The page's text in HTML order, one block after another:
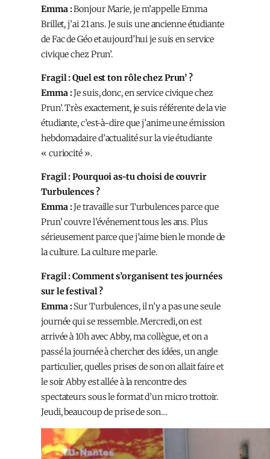
Emma :Bonjour Marie, je m’appelle Emma
Brillet, j’ai 21 ans. Je suis une ancienne étudiante
de Fac de Géo et aujourd’hui je suis en service
civique chez Prun’.
Fragil : Quel est ton rôle chez Prun’ ?
Emma :Je suis, donc, en service civique chez
Prun’. Très exactement, je suis référente de la vie
étudiante, c’est-à-dire que j’anime une émission
hebdomadaire d’actualité sur la vie étudiante
« curiocité ».
Fragil : Pourquoi as-tu choisi de couvrir
Turbulences ?
Emma :Je travaille sur Turbulences parce que
Prun’ couvre l’événement tous les ans. Plus
sérieusement parce que j’aime bien le monde de
la culture. La culture me parle.
Fragil : Comment s’organisent tes journées
sur le festival ?
Emma :Sur Turbulences, il n’y a pas une seule
journée qui se ressemble. Mercredi, on est
arrivée à 10h avec Abby, ma collègue, et on a
passé la journée à chercher des idées, un angle
particulier, quelles prises de son on allait faire et
le soir Abby est allée à la rencontre des
spectateurs sous le format d’un micro trottoir.
Jeudi, beaucoup de prise de son…